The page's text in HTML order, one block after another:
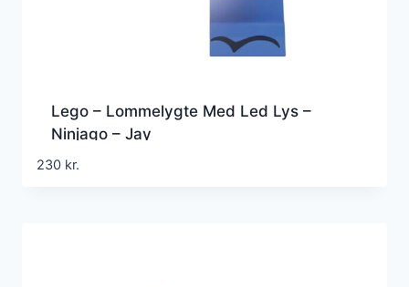
Lego – Lommelygte Med Led Lys –
Ninjago – Jay
230 kr.